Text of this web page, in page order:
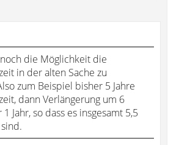
die Möglichkeit die
in der alten Sache zu
zum Beispiel bisher 5 Jahre
dann Verlängerung um 6
Jahr, so dass es insgesamt 5,5